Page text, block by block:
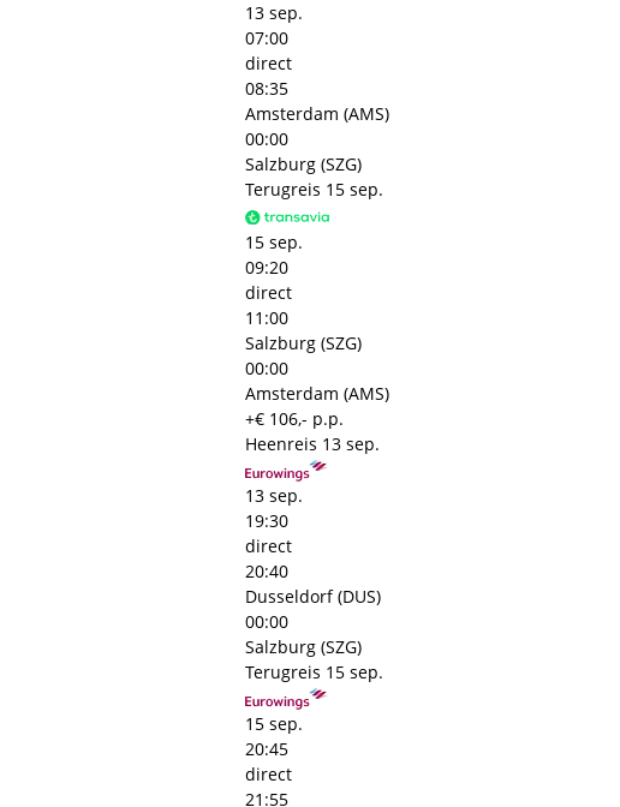
13 sep.
07:00
direct
08:35
Amsterdam (AMS)
00:00
Salzburg (SZG)
Terugreis 15 sep.
15 sep.
09:20
direct
11:00
Salzburg (SZG)
00:00
Amsterdam (AMS)
+€ 106,- p.p.
Heenreis 13 sep.
13 sep.
19:30
direct
20:40
Dusseldorf (DUS)
00:00
Salzburg (SZG)
Terugreis 15 sep.
15 sep.
20:45
direct
21:55